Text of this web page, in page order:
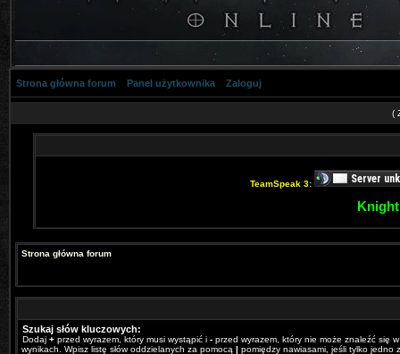
Strona główna forum Panel użytkownika Zaloguj
(
TeamSpeak 3:
Strona główna forum
Szukaj słów kluczowych:
Dodaj + przed wyrazem, który musi wystąpić i - przed wyrazem, który nie może znaleźć się w
wynikach. Wpisz listę słów oddzielanych za pomocą | pomiędzy nawiasami, jeśli tylko jedno